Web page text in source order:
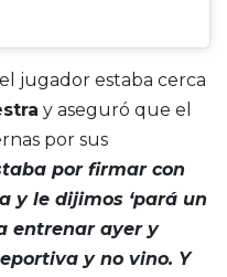
jugador estaba cerca
y aseguró que el
por sus
por firmar con
y le dijimos ‘pará un
entrenar ayer y
y no vino. Y